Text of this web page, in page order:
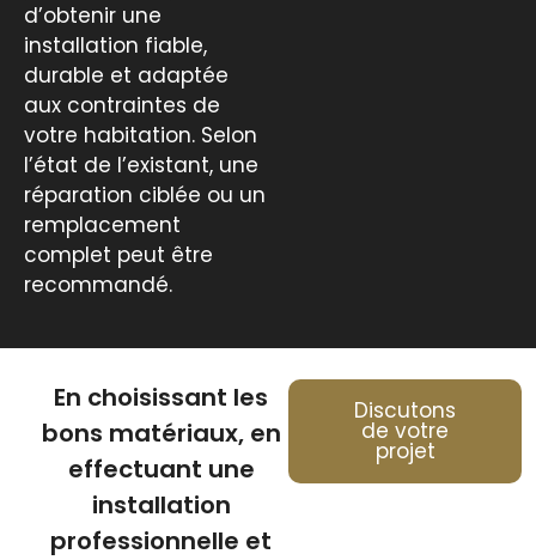
d’obtenir une
installation fiable,
durable et adaptée
aux contraintes de
votre habitation. Selon
l’état de l’existant, une
réparation ciblée ou un
remplacement
complet peut être
recommandé.
En choisissant les
bons matériaux, en
effectuant une
installation
professionnelle et
Discutons
de votre
projet